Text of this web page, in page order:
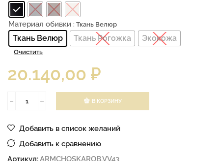
Материал обивки : Ткань Велюр
Ткань Велюр Ткань Рогожка Экокожа
Очистить
20.140,00 ₽
В КОРЗИНУ
Добавить в список желаний
Добавить к сравнению
Артикул:ARMCHOSKAROB.VV43